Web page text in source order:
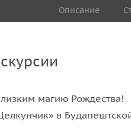
Описание
магию Рождества!
в